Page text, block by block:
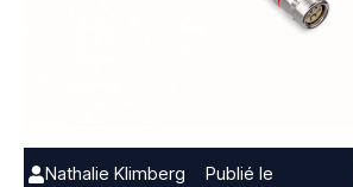
Nathalie Klimberg
Publié le